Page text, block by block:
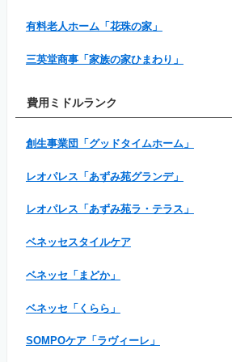
有料老人ホーム「花珠の家」
三英堂商事「家族の家ひまわり」
費用ミドルランク
創生事業団「グッドタイムホーム」
レオパレス「あずみ苑グランデ」
レオパレス「あずみ苑ラ・テラス」
ベネッセスタイルケア
ベネッセ「まどか」
ベネッセ「くらら」
SOMPOケア「ラヴィーレ」